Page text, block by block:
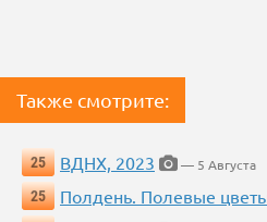
Также смотрите:
25 ВДНХ, 2023
— 5 Августа
25
Полдень. Полевые